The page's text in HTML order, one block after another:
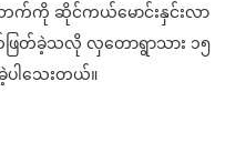
က်ကို ဆိုင်ကယ်မောင်းနှင်းလာ
ဖြတ်ခဲ့သလို လှတောရွာသား ၁၅
ပါသေးတယ်။